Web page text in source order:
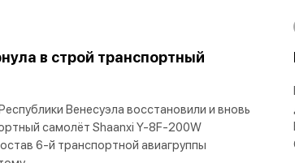
в строй транспортный
Венесуэла восстановили и вновь
самолёт Shaanxi Y-8F-200W
6-й транспортной авиагруппы